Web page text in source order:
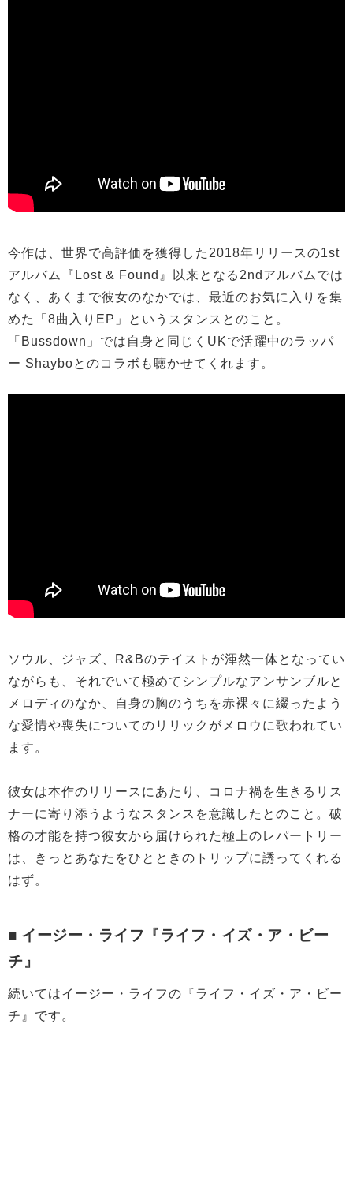
今作は、世界で高評価を獲得した2018年リリースの1st
アルバム『Lost & Found』以来となる2ndアルバムでは
なく、あくまで彼女のなかでは、最近のお気に入りを集
めた「8曲入りEP」というスタンスとのこと。
「Bussdown」では自身と同じくUKで活躍中のラッパ
ー Shayboとのコラボも聴かせてくれます。
ソウル、ジャズ、R&Bのテイストが渾然一体となってい
ながらも、それでいて極めてシンプルなアンサンブルと
メロディのなか、自身の胸のうちを赤裸々に綴ったよう
な愛情や喪失についてのリリックがメロウに歌われてい
ます。
彼女は本作のリリースにあたり、コロナ禍を生きるリス
ナーに寄り添うようなスタンスを意識したとのこと。破
格の才能を持つ彼女から届けられた極上のレパートリー
は、きっとあなたをひとときのトリップに誘ってくれる
はず。
■ イージー・ライフ『ライフ・イズ・ア・ビー
チ』
続いてはイージー・ライフの『ライフ・イズ・ア・ビー
チ』です。